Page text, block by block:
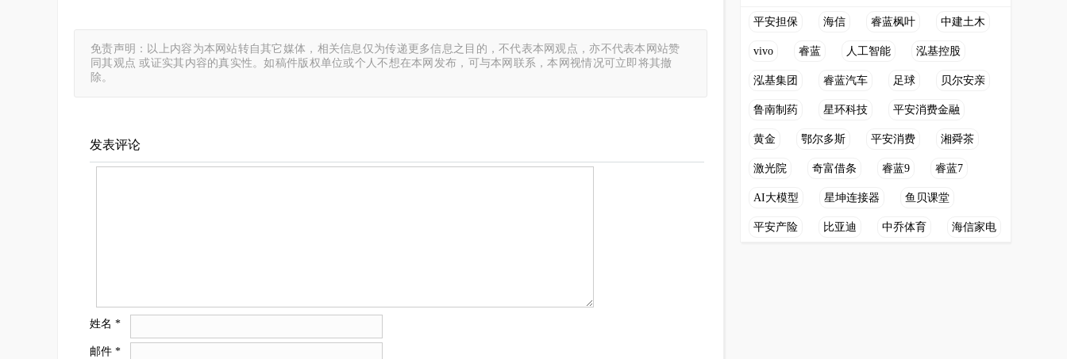
免责声明：以上内容为本网站转自其它媒体，相关信息仅为传递更多信息之目的，不代表本网观点，亦不代表本网站赞
同其观点 或证实其内容的真实性。如稿件版权单位或个人不想在本网发布，可与本网联系，本网视情况可立即将其撤
除。
发表评论
姓名 *
邮件 *
平安担保 海信 睿蓝枫叶 中建土木
vivo 睿蓝 人工智能 泓基控股
泓基集团 睿蓝汽车 足球 贝尔安亲
鲁南制药 星环科技 平安消费金融
黄金 鄂尔多斯 平安消费 湘舜茶
激光院 奇富借条 睿蓝9 睿蓝7
AI大模型 星坤连接器 鱼贝课堂
平安产险 比亚迪 中乔体育 海信家电